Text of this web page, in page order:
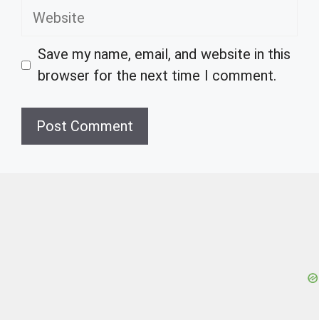
Website
Save my name, email, and website in this
browser for the next time I comment.